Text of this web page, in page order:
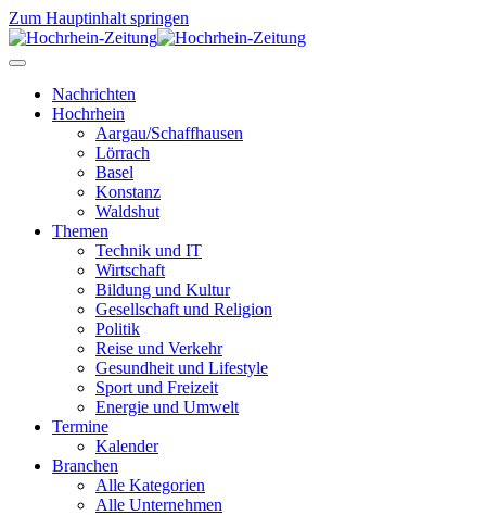
Zum Hauptinhalt springen
Nachrichten
Hochrhein
Aargau/Schaffhausen
Lörrach
Basel
Konstanz
Waldshut
Themen
Technik und IT
Wirtschaft
Bildung und Kultur
Gesellschaft und Religion
Politik
Reise und Verkehr
Gesundheit und Lifestyle
Sport und Freizeit
Energie und Umwelt
Termine
Kalender
Branchen
Alle Kategorien
Alle Unternehmen